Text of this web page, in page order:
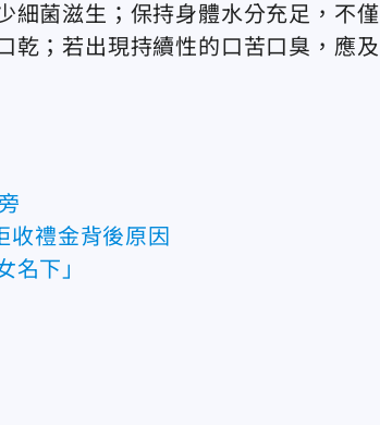
細菌滋生；保持身體水分充足，不僅
乾；若出現持續性的口苦口臭，應及
禮金背後原因
名下」